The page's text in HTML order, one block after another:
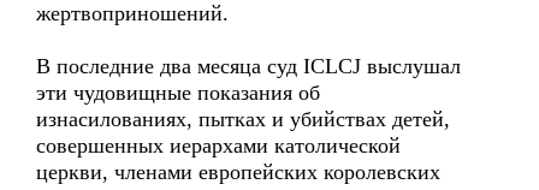
жертвоприношений.
В последние два месяца суд ICLCJ выслушал
эти чудовищные показания об
изнасилованиях, пытках и убийствах детей,
совершенных иерархами католической
церкви, членами европейских королевских